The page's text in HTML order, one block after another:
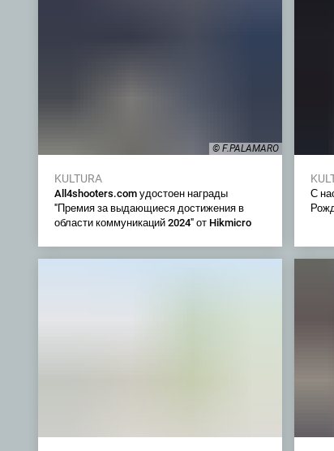
© F.PALAMARO
KULTURA
All4shooters.com удостоен награды
"Премия за выдающиеся достижения в
области коммуникаций 2024" от Hikmicro
С